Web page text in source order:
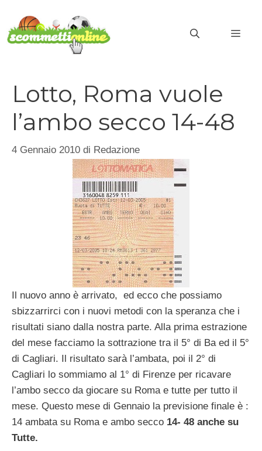
contenuto
Lotto, Roma vuole
l’ambo secco 14-48
4 Gennaio 2010 di Redazione
Il nuovo anno è arrivato, ed ecco che possiamo
sbizzarrirci con i nuovi metodi con la speranza che i
risultati siano dalla nostra parte. Alla prima estrazione
del mese facciamo la sottrazione tra il 5° di Ba ed il 5°
di Cagliari. Il risultato sarà l’ambata, poi il 2° di
Cagliari lo sommiamo al 1° di Firenze per ricavare
l’ambo secco da giocare su Roma e tutte per tutto il
mese. Questo mese di Gennaio la previsione finale è :
14 ambata su Roma e ambo secco 14- 48 anche su
Tutte.